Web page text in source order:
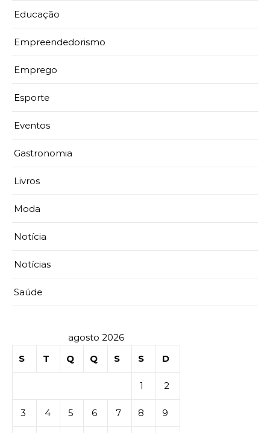
Educação
Empreendedorismo
Emprego
Esporte
Eventos
Gastronomia
Livros
Moda
Notícia
Notícias
Saúde
agosto 2026
S
T Q Q S S D
1 2
3 4 5 6 7 8 9